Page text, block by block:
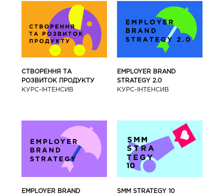
СТВОРЕННЯ ТА
РОЗВИТОК ПРОДУКТУ
КУРС-IНТЕНСИВ
EMPLOYER BRAND
STRATEGY 2.0
КУРС-IНТЕНСИВ
EMPLOYER BRAND
SMM STRATEGY 10